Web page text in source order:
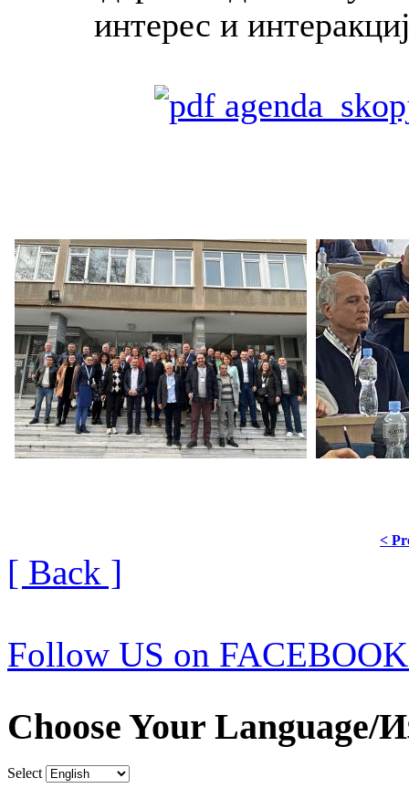
интерес и
<
[ Back ]
Follow US on
Choose Your Language/
Select